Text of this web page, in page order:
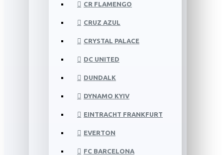
CR FLAMENGO
CRUZ AZUL
CRYSTAL PALACE
DC UNITED
DUNDALK
DYNAMO KYIV
EINTRACHT FRANKFURT
EVERTON
FC BARCELONA